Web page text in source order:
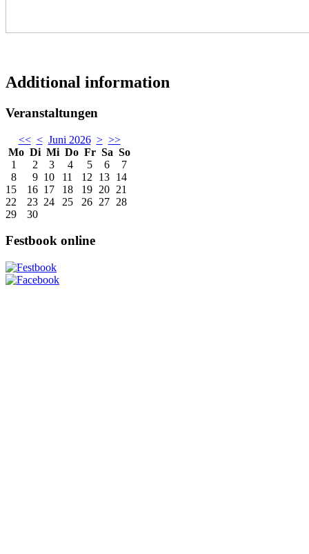
Additional information
Veranstaltungen
<< < Juni 2026 > >>
Mo Di Mi Do Fr Sa So
1
2 3 4 5 6
7
8
9 10 11 12 13 14
15
16 17 18 19 20 21
22
23 24 25 26 27 28
29
30
Festbook online